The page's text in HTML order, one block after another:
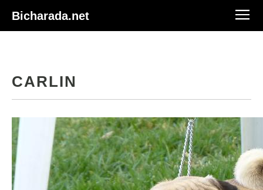
Bicharada.net
CARLIN